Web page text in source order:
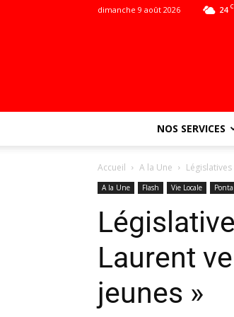
24 C
dimanche 9 août 2026
NOS SERVICES
Accueil A la Une
A la Une Flash Vie Locale
Laurent
jeunes »